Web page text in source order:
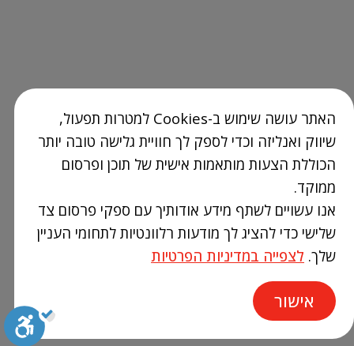
האתר עושה שימוש ב-Cookies למטרות תפעול,
שיווק ואנליזה וכדי לספק לך חוויית גלישה טובה יותר
הכוללת הצעות מותאמות אישית של תוכן ופרסום
ממוקד.
אנו עשויים לשתף מידע אודותיך עם ספקי פרסום צד
שלישי כדי להציג לך מודעות רלוונטיות לתחומי העניין
שלך. לצפייה במדיניות הפרטיות
אישור